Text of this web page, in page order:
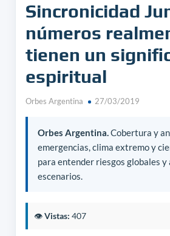
Sincronicidad
números
tienen un
espiritual
Orbes Argentina 27/03/2019
Orbes Argentina.Cobertura y
emergencias, clima extremo y
para entender riesgos globales
escenarios.
👁️Vistas: 407